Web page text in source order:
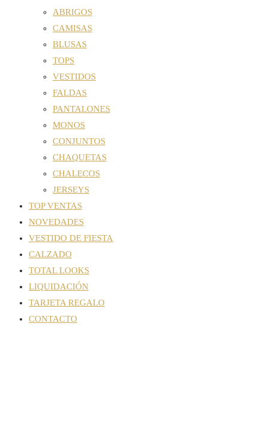
ABRIGOS
CAMISAS
BLUSAS
TOPS
VESTIDOS
FALDAS
PANTALONES
MONOS
CONJUNTOS
CHAQUETAS
CHALECOS
JERSEYS
TOP VENTAS
NOVEDADES
VESTIDO DE FIESTA
CALZADO
TOTAL LOOKS
LIQUIDACIÓN
TARJETA REGALO
CONTACTO